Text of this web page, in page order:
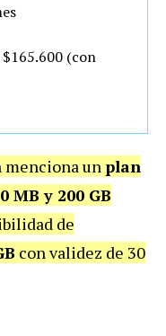
$165.600 (con
menciona unplan
MB y 200 GB
de
con validez de 30